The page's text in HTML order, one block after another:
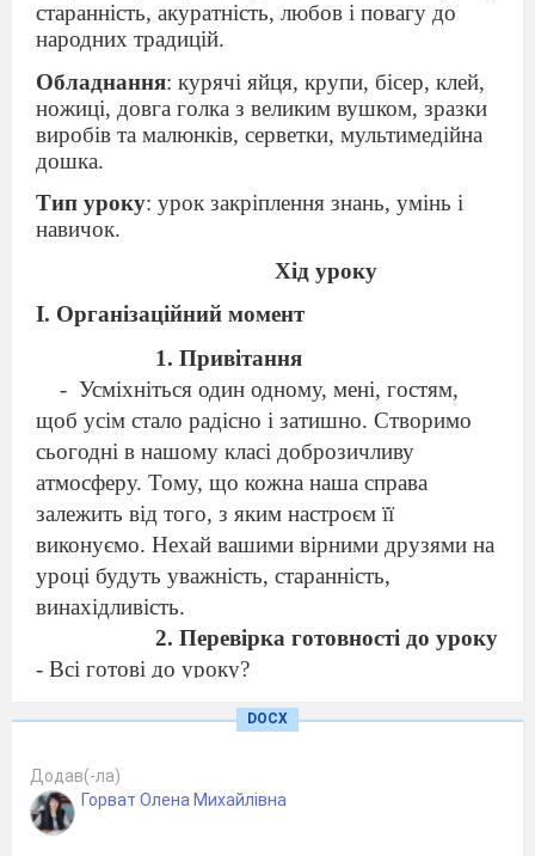
старанність, акуратність, любов і повагу до
народних традицій.
Обладнання: курячі яйця, крупи, бісер, клей,
ножиці, довга голка з великим вушком, зразки
виробів та малюнків, серветки, мультимедійна
дошка.
Тип уроку: урок закріплення знань, умінь і
навичок.
Хід уроку
І. Організаційний момент
1. Привітання
- Усміхніться один одному, мені, гостям,
щоб усім стало радісно і затишно. Створимо
сьогодні в нашому класі доброзичливу
атмосферу. Тому, що кожна наша справа
залежить від того, з яким настроєм її
виконуємо. Нехай вашими вірними друзями на
уроці будуть уважність, старанність,
винахідливість.
2. Перевірка готовності до уроку
- Всі готові до уроку?
Працювати будемо:
DOCX
Додав(-ла)
Горват Олена Михайлівна